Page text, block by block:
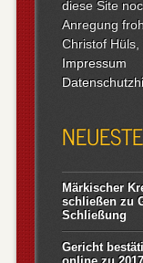
diese Site
Anregung
Christof
Impressum
Märkischer
schließenzu
Schließung
Gericht